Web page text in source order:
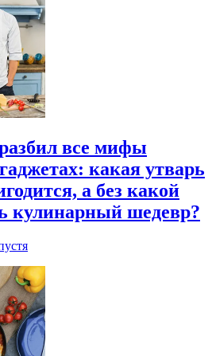
все мифы
какая утварь
а без какой
кулинарный шедевр?